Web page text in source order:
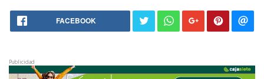
FACEBOOK
Publicidad